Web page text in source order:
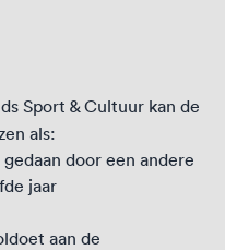
Sport & Cultuur kan de
als:
door een andere
jaar
aan de